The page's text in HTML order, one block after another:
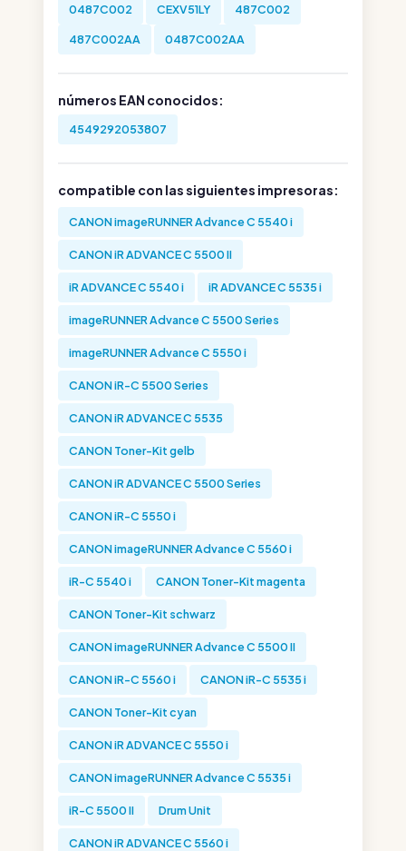
0487C002 CEXV51LY 487C002
487C002AA 0487C002AA
números EAN conocidos:
4549292053807
compatible con las siguientes impresoras:
CANON imageRUNNER Advance C 5540 i
CANON iR ADVANCE C 5500 II
iR ADVANCE C 5540 i iR ADVANCE C 5535 i
imageRUNNER Advance C 5500 Series
imageRUNNER Advance C 5550 i
CANON iR-C 5500 Series
CANON iR ADVANCE C 5535
CANON Toner-Kit gelb
CANON iR ADVANCE C 5500 Series
CANON iR-C 5550 i
CANON imageRUNNER Advance C 5560 i
iR-C 5540 i CANON Toner-Kit magenta
CANON Toner-Kit schwarz
CANON imageRUNNER Advance C 5500 II
CANON iR-C 5560 i CANON iR-C 5535 i
CANON Toner-Kit cyan
CANON iR ADVANCE C 5550 i
CANON imageRUNNER Advance C 5535 i
iR-C 5500 II Drum Unit
CANON iR ADVANCE C 5560 i